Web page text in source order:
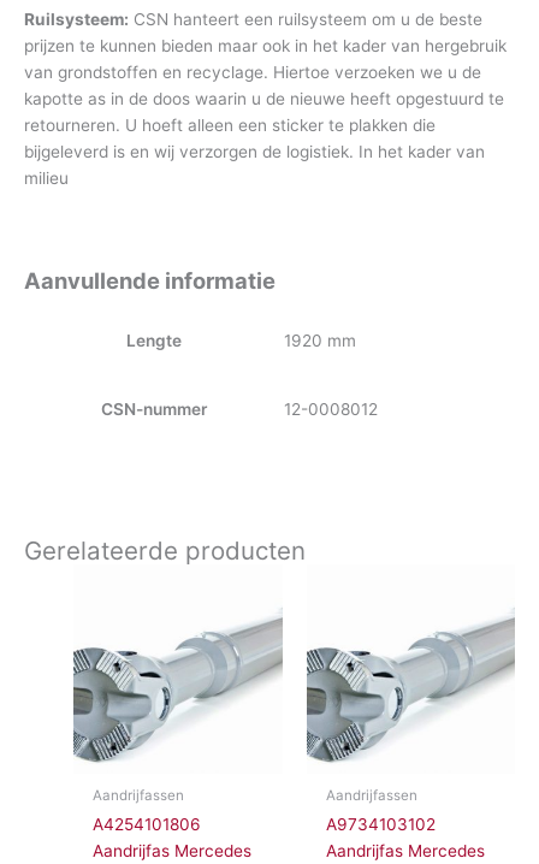
Ruilsysteem: CSN hanteert een ruilsysteem om u de beste
prijzen te kunnen bieden maar ook in het kader van hergebruik
van grondstoffen en recyclage. Hiertoe verzoeken we u de
kapotte as in de doos waarin u de nieuwe heeft opgestuurd te
retourneren. U hoeft alleen een sticker te plakken die
bijgeleverd is en wij verzorgen de logistiek. In het kader van
milieu
Aanvullende informatie
Lengte 1920 mm
CSN-nummer 12-0008012
Gerelateerde producten
Aandrijfassen
A4254101806
Aandrijfas Mercedes
Aandrijfassen
A9734103102
Aandrijfas Mercedes